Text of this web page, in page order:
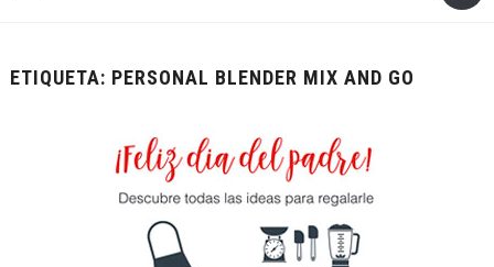
ETIQUETA: PERSONAL BLENDER MIX AND GO